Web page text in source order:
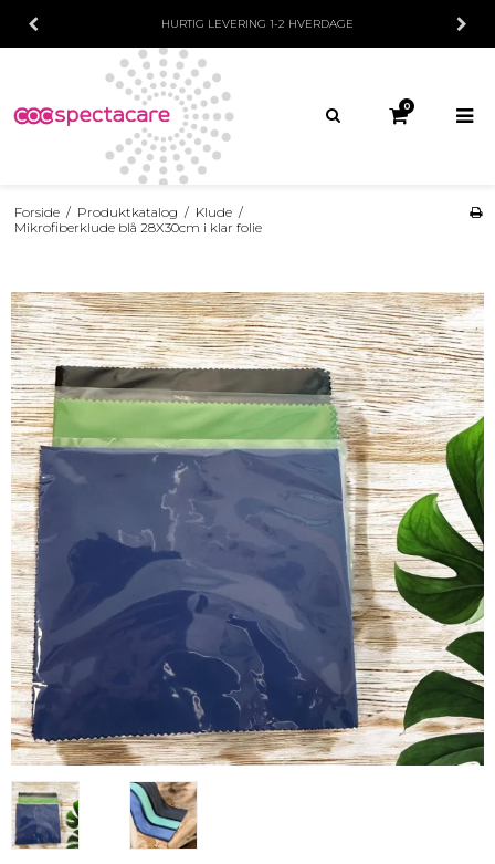
HURTIG LEVERING 1-2 HVERDAGE
0
Forside / Produktkatalog / Klude /
Mikrofiberklude blå 28X30cm i klar folie